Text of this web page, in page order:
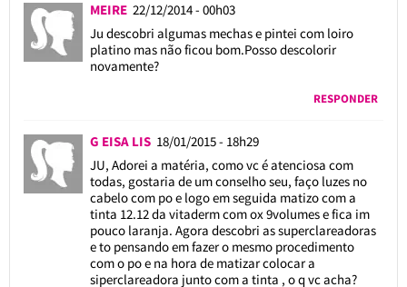
MEIRE 22/12/2014 - 00h03
Ju descobri algumas mechas e pintei com loiro
platino mas não ficou bom.Posso descolorir
novamente?
RESPONDER
G EISA LIS 18/01/2015 - 18h29
JU, Adorei a matéria, como vc é atenciosa com
todas, gostaria de um conselho seu, faço luzes no
cabelo com po e logo em seguida matizo com a
tinta 12.12 da vitaderm com ox 9volumes e fica im
pouco laranja. Agora descobri as superclareadoras
e to pensando em fazer o mesmo procedimento
com o po e na hora de matizar colocar a
siperclareadora junto com a tinta , o q vc acha?